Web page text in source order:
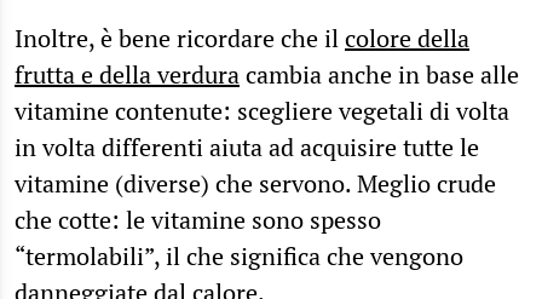
Inoltre, è bene ricordare che ilcolore della
frutta e della verduracambia anche in base alle
vitamine contenute: scegliere vegetali di volta
in volta differenti aiuta ad acquisire tutte le
vitamine (diverse) che servono. Meglio crude
che cotte: le vitamine sono spesso
“termolabili”, il che significa che vengono
danneggiate dal calore.